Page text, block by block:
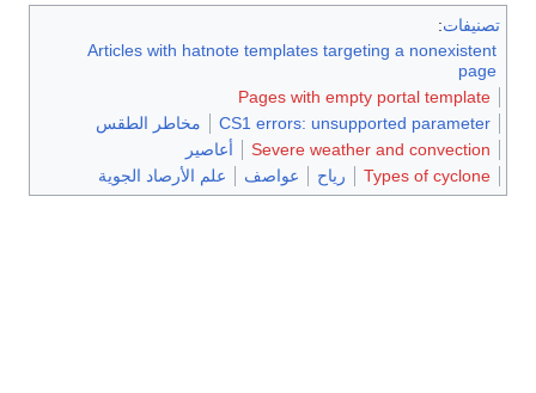
تصنيفات:
Articles with hatnote templates targeting a nonexistent
page
Pages with empty portal template
CS1 errors: unsupported parameter
مخاطر الطقس
Severe weather and convection
أعاصير
Types of cyclone
رياح عواصف علم الأرصاد الجوية